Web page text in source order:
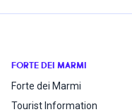
FORTE DEI MARMI
Forte dei Marmi
Tourist Information